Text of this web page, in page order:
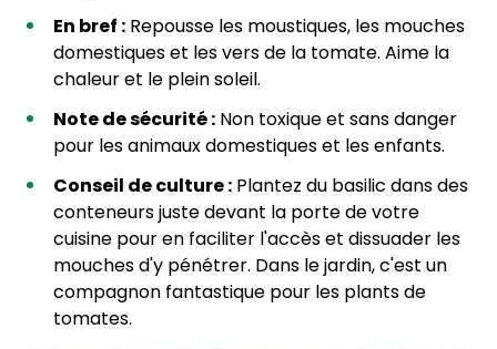
En bref : Repousse les moustiques, les mouches
domestiques et les vers de la tomate. Aime la
chaleur et le plein soleil.
Note de sécurité : Non toxique et sans danger
pour les animaux domestiques et les enfants.
Conseil de culture : Plantez du basilic dans des
conteneurs juste devant la porte de votre
cuisine pour en faciliter l'accès et dissuader les
mouches d'y pénétrer. Dans le jardin, c'est un
compagnon fantastique pour les plants de
tomates.